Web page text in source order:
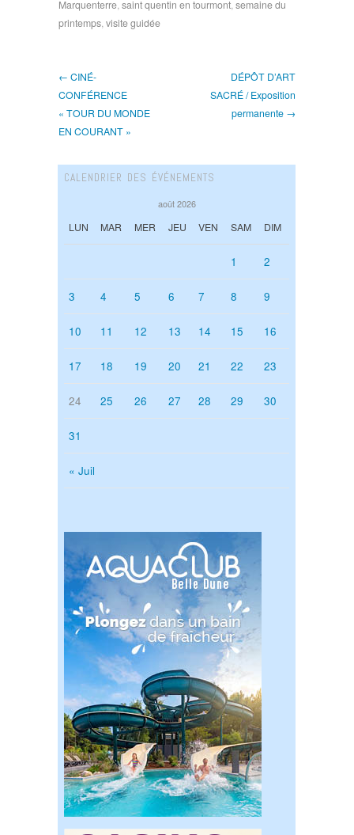
Marquenterre,saint quentin en tourmont,semaine du
printemps,visite guidée
← CINÉ-
CONFÉRENCE
« TOUR DU MONDE
EN COURANT »
DÉPÔT D’ART
SACRÉ / Exposition
permanente →
CALENDRIER DES ÉVÉNEMENTS
août 2026
LUN MAR MER JEU VEN SAM DIM
« Juil
1 2
3 4 5 6 7 8 9
10 11 12 13 14 15 16
17 18 19 20 21 22 23
24 25 26 27 28 29 30
31